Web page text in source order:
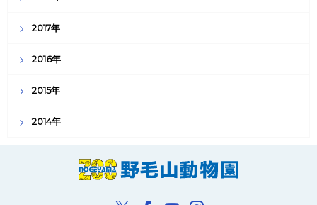
2017年
2016年
2015年
2014年